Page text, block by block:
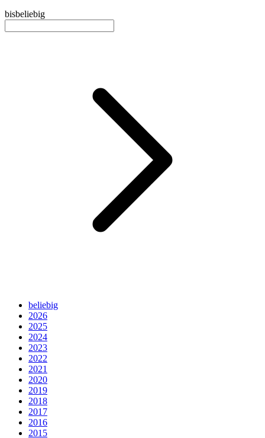
bisbeliebig
beliebig
2026
2025
2024
2023
2022
2021
2020
2019
2018
2017
2016
2015